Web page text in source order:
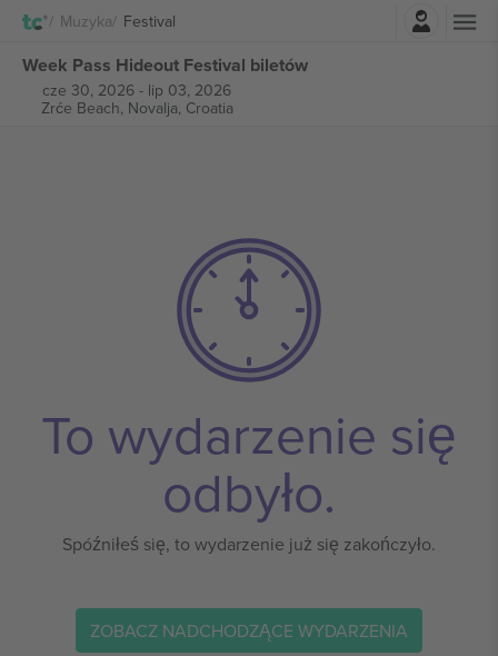
Muzyka Festival
Week Pass Hideout Festival biletów
cze 30, 2026- lip 03, 2026
Zrće Beach, Novalja, Croatia
To wydarzenie się
odbyło.
Spóźniłeś się, to wydarzenie już się zakończyło.
ZOBACZ NADCHODZĄCE WYDARZENIA